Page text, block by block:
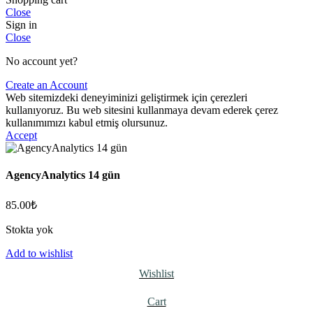
Close
Sign in
Close
No account yet?
Create an Account
Web sitemizdeki deneyiminizi geliştirmek için çerezleri
kullanıyoruz. Bu web sitesini kullanmaya devam ederek çerez
kullanımımızı kabul etmiş olursunuz.
Accept
AgencyAnalytics 14 gün
85.00₺
Stokta yok
Add to wishlist
Wishlist
Cart